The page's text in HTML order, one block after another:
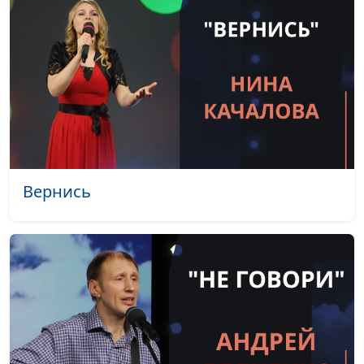
Радмила Спивак
Выше гор Радмила Спивак
Ты воззови Андрей Дядченко
Небесный покой Андрей Дядченко #2060
Ты не грусти Андрей Дядченко
Не говори Андрей Дядченко #2058
Сколько искал Тебя
Разговор с Богом Андрей Дядченко #2056
Мама Андрей Дядченко #2055
Я пою на гитаре #2054
Знамя Бога Андрей Дядченко
Вернись